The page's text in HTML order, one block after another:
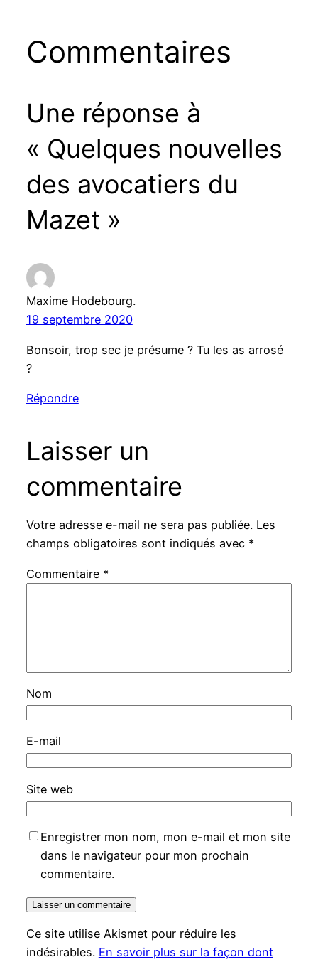
Commentaires
Une réponse à
« Quelques nouvelles
des avocatiers du
Mazet »
Maxime Hodebourg.
19 septembre 2020
Bonsoir, trop sec je présume ? Tu les as arrosé
?
Répondre
Laisser un
commentaire
Votre adresse e-mail ne sera pas publiée. Les
champs obligatoires sont indiqués avec *
Commentaire *
Nom
E-mail
Site web
Enregistrer mon nom, mon e-mail et mon site
dans le navigateur pour mon prochain
commentaire.
Ce site utilise Akismet pour réduire les
indésirables. En savoir plus sur la façon dont